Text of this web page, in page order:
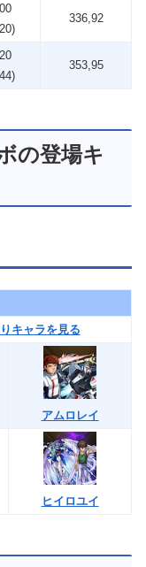
336,92
353,95
の登場キ
キャラを見る
アムロレイ
ヒイロユイ